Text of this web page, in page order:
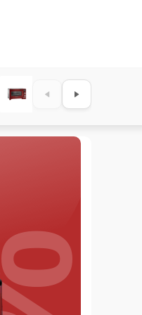
Микроволновая